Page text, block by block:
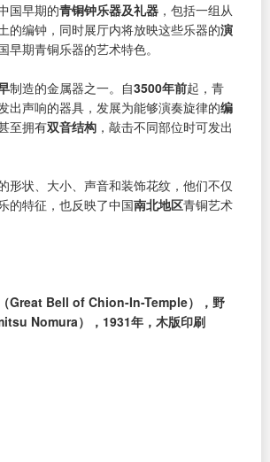
国早期的青铜钟乐器及礼器 ，包括一组从
的编钟，同时展厅内将放映这些乐器的演
早期青铜乐器的艺术特色。
制造的金属器之一。自3500年前起，青
出声响的器具，发展为能够演奏旋律的编
至拥有双音结构 ，敲击不同部位时可发出
形状、大小、声音和装饰花纹，他们不仅
的特征，也反映了中国南北地区青铜艺术
（Great Bell of Chion-In-Temple），野
Nomura），1931年，木版印刷